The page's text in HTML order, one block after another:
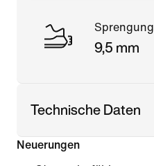
Sprengung
9,5 mm
Technische Daten
Neuerungen